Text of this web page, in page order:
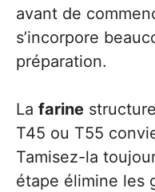
avant de
s’incorpore
préparation.
La farine
T45 ou T55
Tamisez-la
étape élimine les